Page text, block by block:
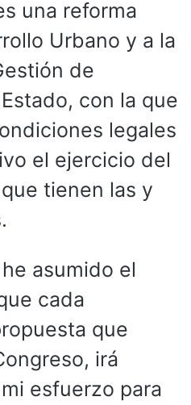
una reforma
Urbano y a la
de
con la que
legales
el ejercicio del
tienen las y
asumido el
cada
que
irá
esfuerzo para